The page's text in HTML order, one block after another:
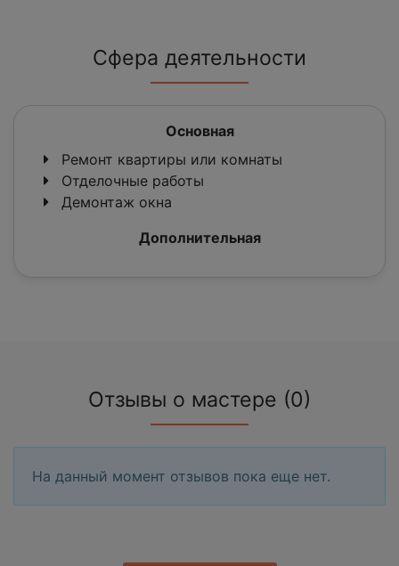
Сфера деятельности
Основная
Ремонт квартиры или комнаты
Отделочные работы
Демонтаж окна
Дополнительная
Отзывы о мастере (0)
На данный момент отзывов пока еще нет.